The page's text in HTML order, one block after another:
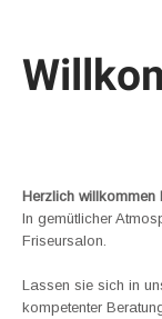
Herzlich willkommen
In gemütlicher
Friseursalon.
Lassen sie sich in
kompetenter